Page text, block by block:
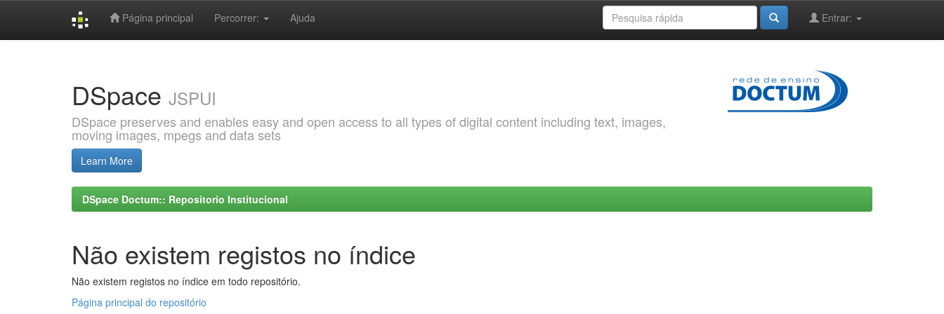
Página principal Percorrer: Ajuda Entrar:
DSpace JSPUI
DSpace preserves and enables easy and open access to all types of digital content including text, images,
moving images, mpegs and data sets
Learn More
DSpace Doctum:: Repositorio Institucional
Não existem registos no índice
Não existem registos no índice em todo repositório.
Página principal do repositório